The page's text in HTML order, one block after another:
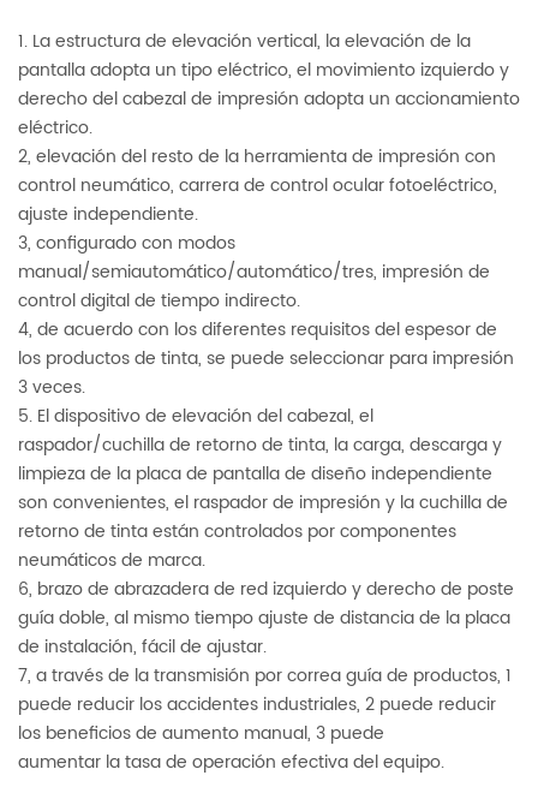
1. La estructura de elevación vertical, la elevación de la
pantalla adopta un tipo eléctrico, el movimiento izquierdo y
derecho del cabezal de impresión adopta un accionamiento
eléctrico.
2, elevación del resto de la herramienta de impresión con
control neumático, carrera de control ocular fotoeléctrico,
ajuste independiente.
3, configurado con modos
manual/semiautomático/automático/tres, impresión de
control digital de tiempo indirecto.
4, de acuerdo con los diferentes requisitos del espesor de
los productos de tinta, se puede seleccionar para impresión
3 veces.
5. El dispositivo de elevación del cabezal, el
raspador/cuchilla de retorno de tinta, la carga, descarga y
limpieza de la placa de pantalla de diseño independiente
son convenientes, el raspador de impresión y la cuchilla de
retorno de tinta están controlados por componentes
neumáticos de marca.
6, brazo de abrazadera de red izquierdo y derecho de poste
guía doble, al mismo tiempo ajuste de distancia de la placa
de instalación, fácil de ajustar.
7, a través de la transmisión por correa guía de productos, 1
puede reducir los accidentes industriales, 2 puede reducir
los beneficios de aumento manual, 3 puede
aumentar la tasa de operación efectiva del equipo.